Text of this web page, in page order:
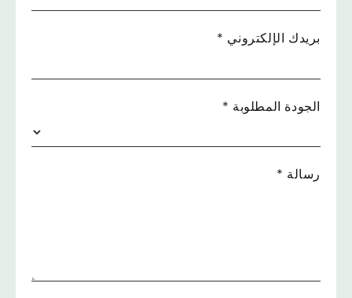
بريدك الإلكتروني *
الجودة المطلوبة *
رسالة *